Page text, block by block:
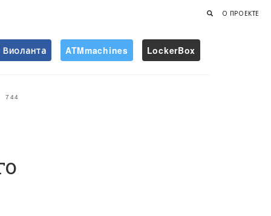
О ПРОЕКТЕ
Виоланта ATMmachines LockerBox
744